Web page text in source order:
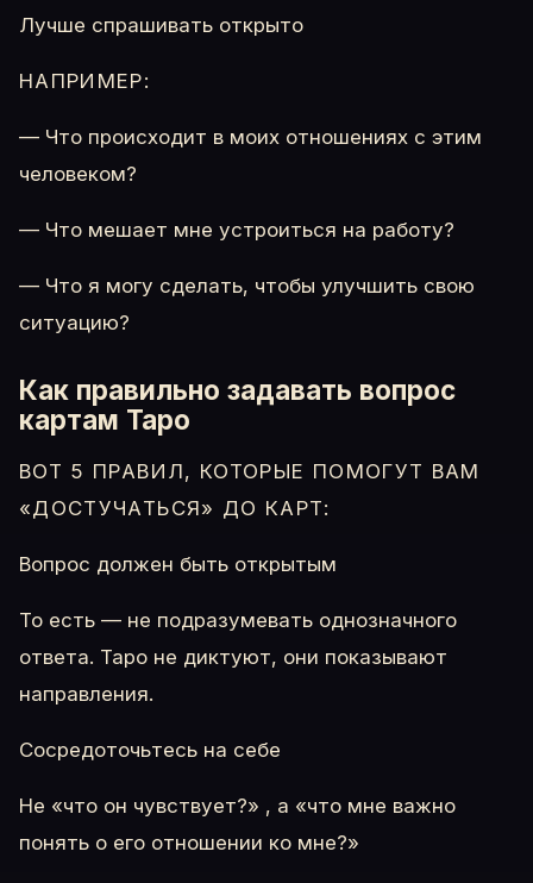
Лучше спрашивать открыто
НАПРИМЕР:
— Что происходит в моих отношениях с этим
человеком?
— Что мешает мне устроиться на работу?
— Что я могу сделать, чтобы улучшить свою
ситуацию?
Как правильно задавать вопрос
картам Таро
ВОТ 5 ПРАВИЛ, КОТОРЫЕ ПОМОГУТ ВАМ
«ДОСТУЧАТЬСЯ» ДО КАРТ:
Вопрос должен быть открытым
То есть — не подразумевать однозначного
ответа. Таро не диктуют, они показывают
направления.
Сосредоточьтесь на себе
Не «что он чувствует?» , а «что мне важно
понять о его отношении ко мне?»